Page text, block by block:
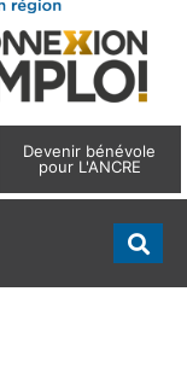
Devenir bénévole
pour L'ANCRE